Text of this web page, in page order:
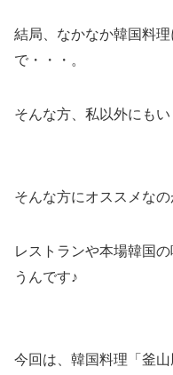
結局、なかなか韓国料
で・・・。
そんな方、私以外にも
そんな方にオススメな
レストランや本場韓国
うんです♪
今回は、韓国料理「釜